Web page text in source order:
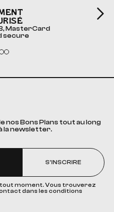
MasterCard
secure
Bons Plans tout au long
la newsletter.
S'INSCRIRE
moment. Vous trouverez
dans les conditions